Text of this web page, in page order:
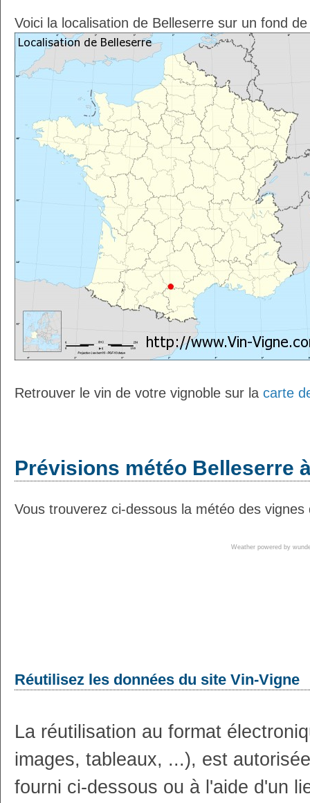
Voici la localisation de Belleserre sur un fond
Retrouver le vin de votre vignoble sur la carte
Prévisions météo Belleserre
Vous trouverez ci-dessous la météo des
Weather powered by
Réutilisez les données du site Vin-Vigne
La réutilisation au format
images, tableaux, ...), est
fourni ci-dessous ou à l'aide d'un